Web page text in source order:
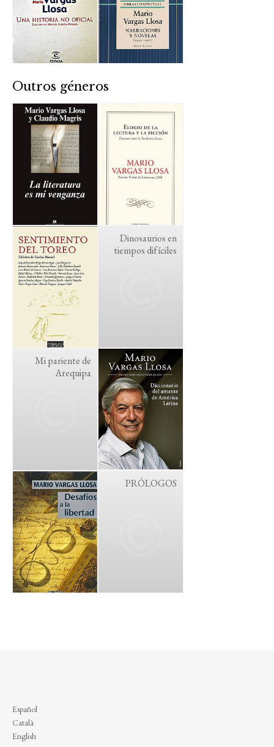
Outros géneros
Dinosaurios en
tiempos difíciles
Mi pariente de
Arequipa
PRÓLOGOS
Español
Català
English